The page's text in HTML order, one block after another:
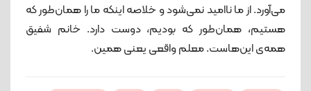
می‌آورد. از ما ناامید نمی‌شود و خلاصه اینکه ما را همان‌طور که
هستیم، همان‌طور که بودیم، دوست دارد. خانم شفیق
همه‌ی این‌هاست. معلم واقعی یعنی همین.